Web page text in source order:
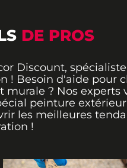
DE PROS
Discount,
! Besoin d'aide pour
? Nos experts
peinture
les meilleures
!